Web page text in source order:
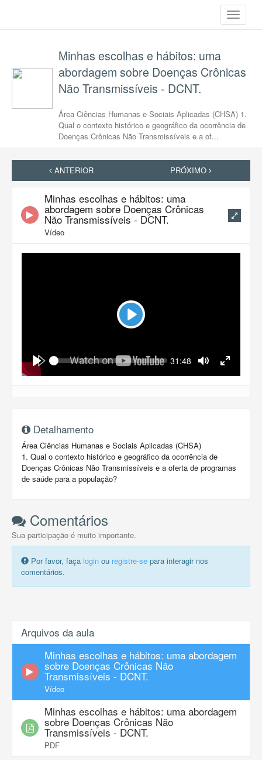
Toggle
Minhas escolhas e hábitos: uma
abordagem sobre Doenças Crônicas
Não Transmissíveis - DCNT.
Área Ciências Humanas e Sociais Aplicadas (CHSA) 1.
Qual o contexto histórico e geográfico da ocorrência de
Doenças Crônicas Não Transmissíveis e a of...
ANTERIOR PRÓXIMO
Minhas escolhas e hábitos: uma
abordagem sobre Doenças Crônicas
Não Transmissíveis - DCNT.
Vídeo
Play
Play
Seek Current
31:48
Mute Fullscreen
Detalhamento
Área Ciências Humanas e Sociais Aplicadas (CHSA)
1. Qual o contexto histórico e geográfico da ocorrência de
Doenças Crônicas Não Transmissíveis e a oferta de programas
de saúde para a população?
Comentários
Sua participação é muito importante.
Por favor, faça login ou registre-se para interagir nos
comentários.
Arquivos da aula
Minhas escolhas e hábitos: uma abordagem
sobre Doenças Crônicas Não
Transmissíveis - DCNT.
Vídeo
Minhas escolhas e hábitos: uma abordagem
sobre Doenças Crônicas Não
Transmissíveis - DCNT.
PDF